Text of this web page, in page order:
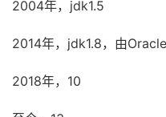
2004年，jdk1.5
2014年，jdk1.8，由
2018年，10